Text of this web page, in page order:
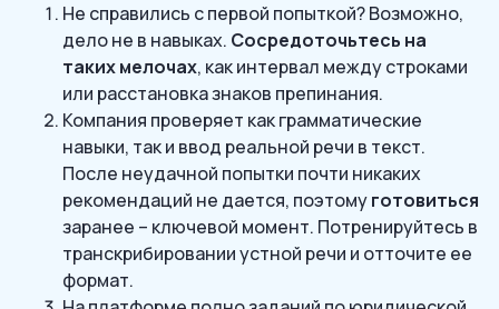
Не справились с первой попыткой? Возможно,
дело не в навыках. Сосредоточьтесь на
таких мелочах, как интервал между строками
или расстановка знаков препинания.
Компания проверяет как грамматические
навыки, так и ввод реальной речи в текст.
После неудачной попытки почти никаких
рекомендаций не дается, поэтомуготовиться
заранее – ключевой момент. Потренируйтесь в
транскрибировании устной речи и отточите ее
формат.